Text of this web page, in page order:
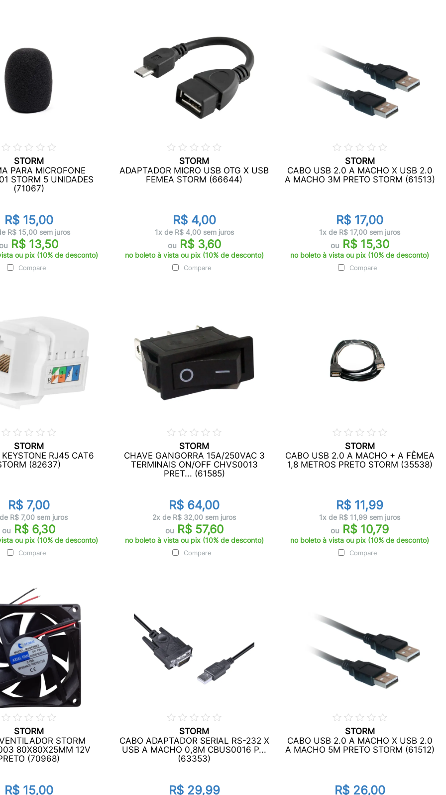
STORM
PARA MICROFONE
STORM 5 UNIDADES
(71067)
R$ 15,00
R$ 15,00 sem juros
ou R$ 13,50
ou pix (10% de desconto)
Compare
STORM
ADAPTADOR MICRO USB OTG X USB
FEMEA STORM (66644)
R$ 4,00
1x de R$ 4,00 sem juros
ou R$ 3,60
no boleto à vista ou pix (10% de desconto)
Compare
STORM
CABO USB 2.0 A MACHO X USB 2.0
A MACHO 3M PRETO STORM (61513)
R$ 17,00
1x de R$ 17,00 sem juros
ou R$ 15,30
no boleto à vista ou pix (10% de desconto)
Compare
STORM
RJ45 CAT6
(82637)
R$ 7,00
R$ 7,00 sem juros
ou R$ 6,30
ou pix (10% de desconto)
Compare
STORM
CHAVE GANGORRA 15A/250VAC 3
TERMINAIS ON/OFF CHVS0013
PRET... (61585)
R$ 64,00
2x de R$ 32,00 sem juros
ou R$ 57,60
no boleto à vista ou pix (10% de desconto)
Compare
STORM
CABO USB 2.0 A MACHO + A FÊMEA
1,8 METROS PRETO STORM (35538)
R$ 11,99
1x de R$ 11,99 sem juros
ou R$ 10,79
no boleto à vista ou pix (10% de desconto)
Compare
STORM
STORM
80X80X25MM 12V
(70968)
R$ 15,00
STORM
CABO ADAPTADOR SERIAL RS-232 X
USB A MACHO 0,8M CBUS0016 P...
(63353)
R$ 29,99
STORM
CABO USB 2.0 A MACHO X USB 2.0
A MACHO 5M PRETO STORM (61512)
R$ 26,00